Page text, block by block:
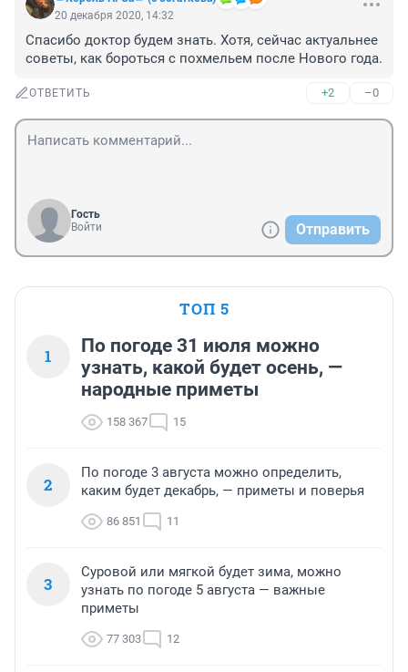
20 декабря 2020, 14:32
Спасибо доктор будем знать. Хотя, сейчас актуальнее
советы, как бороться с похмельем после Нового года.
ОТВЕТИТЬ +2 –0
Гость
Войти
Отправить
ТОП 5
1
По погоде 31 июля можно
узнать, какой будет осень, —
народные приметы
158 367 15
2
По погоде 3 августа можно определить,
каким будет декабрь, — приметы и поверья
86 851 11
3
Суровой или мягкой будет зима, можно
узнать по погоде 5 августа — важные
приметы
77 303 12